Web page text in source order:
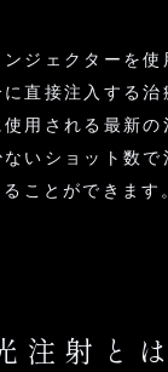
ジェクターを使
直接注入する治
用される最新の
いショット数で
ことができます
注射とは